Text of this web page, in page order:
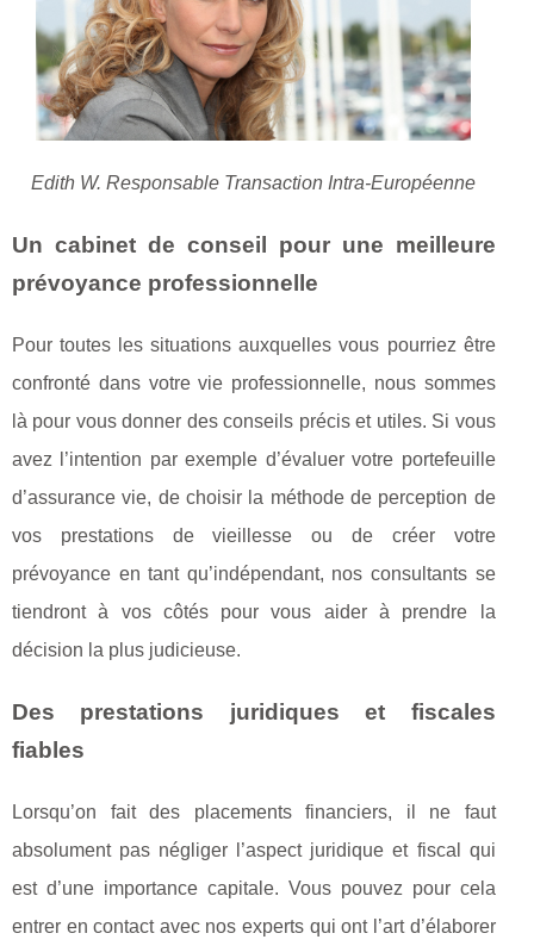
Edith W. Responsable Transaction Intra-Européenne
Un cabinet de conseil pour une meilleure
prévoyance professionnelle
Pour toutes les situations auxquelles vous pourriez être
confronté dans votre vie professionnelle, nous sommes
là pour vous donner des conseils précis et utiles. Si vous
avez l’intention par exemple d’évaluer votre portefeuille
d’assurance vie, de choisir la méthode de perception de
vos prestations de vieillesse ou de créer votre
prévoyance en tant qu’indépendant, nos consultants se
tiendront à vos côtés pour vous aider à prendre la
décision la plus judicieuse.
Des prestations juridiques et fiscales
fiables
Lorsqu’on fait des placements financiers, il ne faut
absolument pas négliger l’aspect juridique et fiscal qui
est d’une importance capitale. Vous pouvez pour cela
entrer en contact avec nos experts qui ont l’art d’élaborer